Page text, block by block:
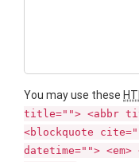
You may use these
title=""> <abbr
<blockquote
datetime="">